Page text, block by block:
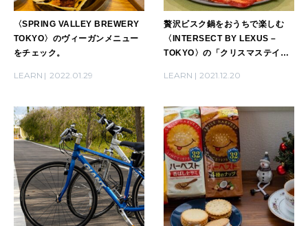
〈SPRING VALLEY BREWERY
TOKYO〉のヴィーガンメニュー
をチェック。
LEARN 2022.01.29
贅沢ビスク鍋をおうちで楽しむ
〈INTERSECT BY LEXUS –
TOKYO〉の「クリスマステイク
LEARN 2021.12.20